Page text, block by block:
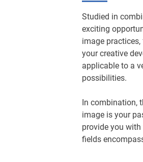
Studied in
exciting
image
your creative
applicable to a
possibilities.
In combination,
image is your
provide you
fields